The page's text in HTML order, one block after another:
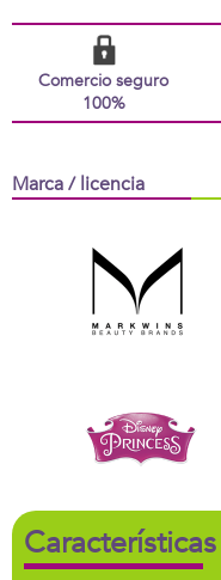
Comercio seguro
100%
Marca / licencia
Características